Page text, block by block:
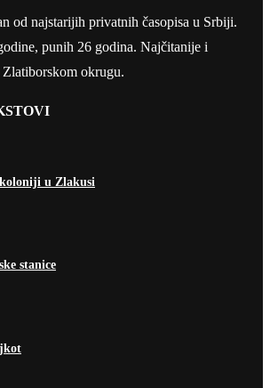
od najstarijih privatnih časopisa u Srbiji.
punih 26 godina. Najčitanije i
okrugu.
u Zlakusi
stanice